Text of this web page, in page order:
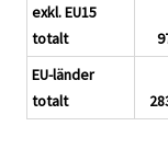
exkl. EU15
totalt
EU-länder
totalt